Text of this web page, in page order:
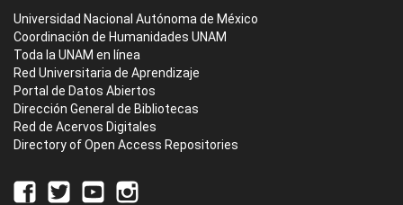
Universidad Nacional Autónoma de México
Coordinación de Humanidades UNAM
Toda la UNAM en línea
Red Universitaria de Aprendizaje
Portal de Datos Abiertos
Dirección General de Bibliotecas
Red de Acervos Digitales
Directory of Open Access Repositories